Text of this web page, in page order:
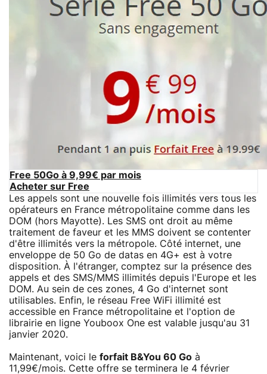
Free 50Go à 9,99€ par mois
Acheter sur Free
Les appels sont une nouvelle fois illimités vers tous les
opérateurs en France métropolitaine comme dans les
DOM (hors Mayotte). Les SMS ont droit au même
traitement de faveur et les MMS doivent se contenter
d'être illimités vers la métropole. Côté internet, une
enveloppe de 50 Go de datas en 4G+ est à votre
disposition. À l'étranger, comptez sur la présence des
appels et des SMS/MMS illimités depuis l'Europe et les
DOM. Au sein de ces zones, 4 Go d'internet sont
utilisables. Enfin, le réseau Free WiFi illimité est
accessible en France métropolitaine et l'option de
librairie en ligne Youboox One est valable jusqu'au 31
janvier 2020.
Maintenant, voici le forfait B&You 60 Go à
11,99€/mois. Cette offre se terminera le 4 février